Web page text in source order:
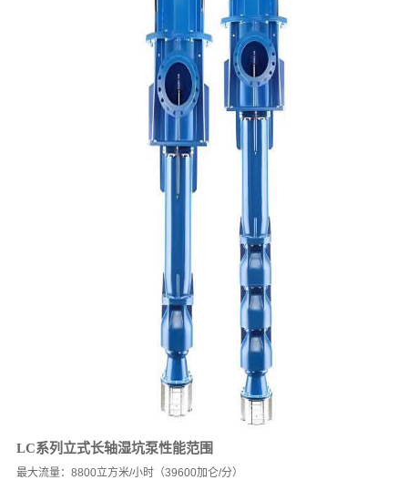
LC系列立式长轴湿坑泵性能范围
最大流量： 8800立方米/小时（39600加仑/分）